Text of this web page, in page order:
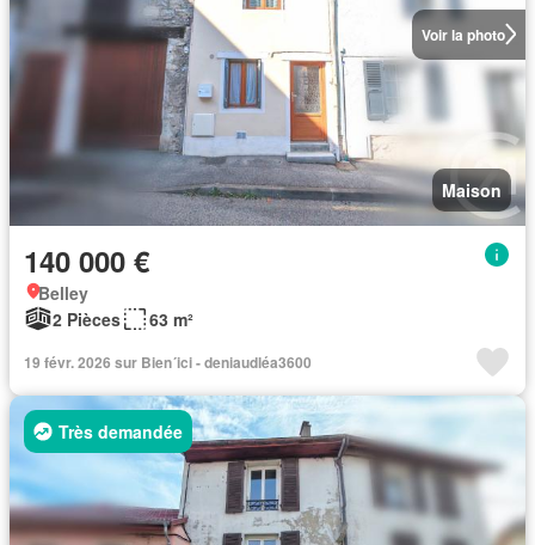
Voir la photo
Maison
140 000 €
Belley
2 Pièces
63 m²
19 févr. 2026 sur Bien´ici - deniaudléa3600
Très demandée